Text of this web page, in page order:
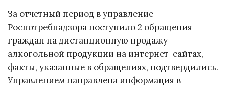
За отчетный период в управление
Роспотребнадзора поступило 2 обращения
граждан на дистанционную продажу
алкогольной продукции на интернет-сайтах,
факты, указанные в обращениях, подтвердились.
Управлением направлена информация в